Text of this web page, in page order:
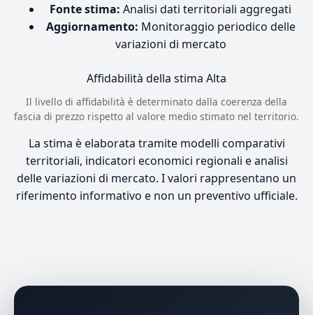
Fonte stima: Analisi dati territoriali aggregati
Aggiornamento: Monitoraggio periodico delle
variazioni di mercato
Affidabilità della stima Alta
Il livello di affidabilità è determinato dalla coerenza della
fascia di prezzo rispetto al valore medio stimato nel territorio.
La stima è elaborata tramite modelli comparativi
territoriali, indicatori economici regionali e analisi
delle variazioni di mercato. I valori rappresentano un
riferimento informativo e non un preventivo ufficiale.